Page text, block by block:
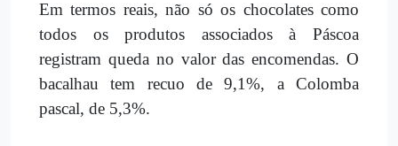
Em termos reais, não só os chocolates como
todos os produtos associados à Páscoa
registram queda no valor das encomendas. O
bacalhau tem recuo de 9,1%, a Colomba
pascal, de 5,3%.